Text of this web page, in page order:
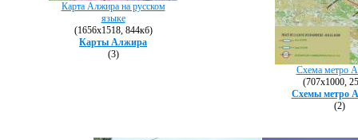
Карта Алжира на русском
языке
(1656х1518, 844кб)
Карты Алжира
(3)
Схема метро
(707х1000,
Схемы метро
(2)